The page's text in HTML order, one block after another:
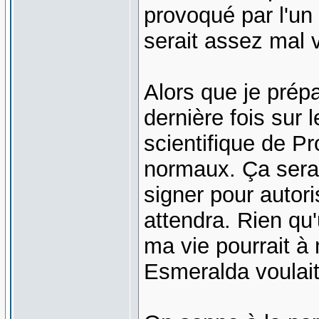
provoqué par
serait assez mal
Alors que je
dernière fois sur
scientifique de
normaux. Ça
signer pour
attendra. Rien
ma vie pourrait à
Esmeralda